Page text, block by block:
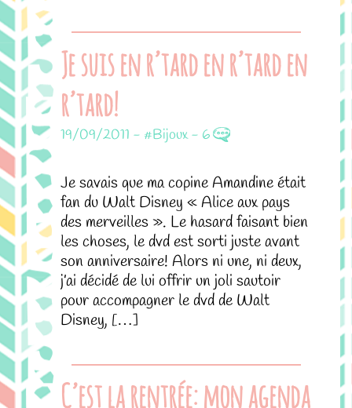
Je suis en r’tard en r’tard en
r’tard!
19/09/2011 - #Bijoux- 6
Je savais que ma copine Amandine était
fan du Walt Disney « Alice aux pays
des merveilles ». Le hasard faisant bien
les choses, le dvd est sorti juste avant
son anniversaire! Alors ni une, ni deux,
j’ai décidé de lui offrir un joli sautoir
pour accompagner le dvd de Walt
Disney, […]
C’est la rentrée: mon agenda